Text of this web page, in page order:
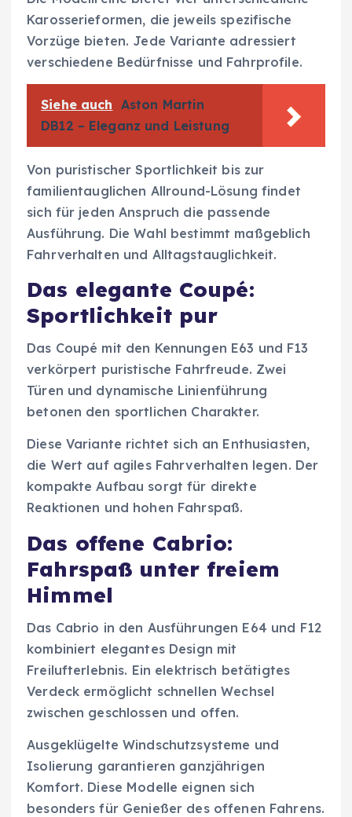
Karosserieformen, die jeweils spezifische
Vorzüge bieten. Jede Variante adressiert
verschiedene Bedürfnisse und Fahrprofile.
Siehe auch Aston Martin
DB12 – Eleganz und Leistung
Von puristischer Sportlichkeit bis zur
familientauglichen Allround-Lösung findet
sich für jeden Anspruch die passende
Ausführung. Die Wahl bestimmt maßgeblich
Fahrverhalten und Alltagstauglichkeit.
Das elegante Coupé:
Sportlichkeit pur
Das Coupé mit den Kennungen E63 und F13
verkörpert puristische Fahrfreude. Zwei
Türen und dynamische Linienführung
betonen den sportlichen Charakter.
Diese Variante richtet sich an Enthusiasten,
die Wert auf agiles Fahrverhalten legen. Der
kompakte Aufbau sorgt für direkte
Reaktionen und hohen Fahrspaß.
Das offene Cabrio:
Fahrspaß unter freiem
Himmel
Das Cabrio in den Ausführungen E64 und F12
kombiniert elegantes Design mit
Freilufterlebnis. Ein elektrisch betätigtes
Verdeck ermöglicht schnellen Wechsel
zwischen geschlossen und offen.
Ausgeklügelte Windschutzsysteme und
Isolierung garantieren ganzjährigen
Komfort. Diese Modelle eignen sich
besonders für Genießer des offenen Fahrens.